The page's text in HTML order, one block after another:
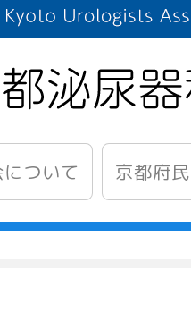
ついて 京都府